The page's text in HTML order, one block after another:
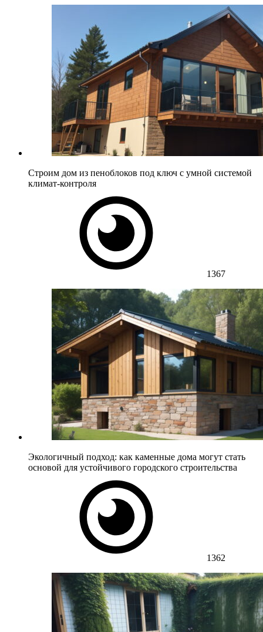
Строим дом из пеноблоков под ключ с умной системой
климат-контроля
1367
Экологичный подход: как каменные дома могут стать
основой для устойчивого городского строительства
1362